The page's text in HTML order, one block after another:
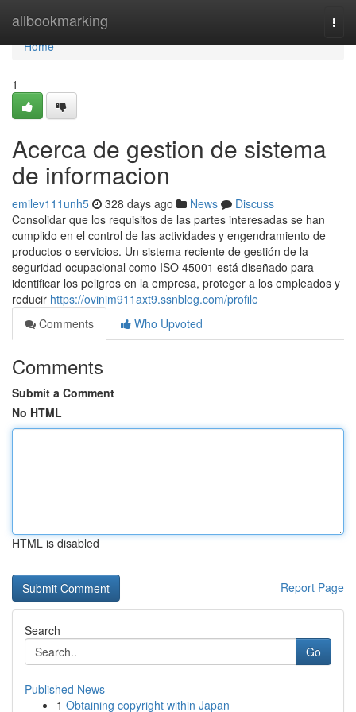
allbookmarking
Home
Home
1
Acerca de gestion de sistema
de informacion
emilev111unh5 328 days ago News
Discuss
Consolidar que los requisitos de las partes interesadas se han
cumplido en el control de las actividades y engendramiento de
productos o servicios. Un sistema reciente de gestión de la
seguridad ocupacional como ISO 45001 está diseñado para
identificar los peligros en la empresa, proteger a los empleados y
reducir https://ovinim911axt9.ssnblog.com/profile
Comments
Who Upvoted
Comments
Submit a Comment
No HTML
HTML is disabled
Report Page
Search
Go
Published News
1 Obtaining copyright within Japan